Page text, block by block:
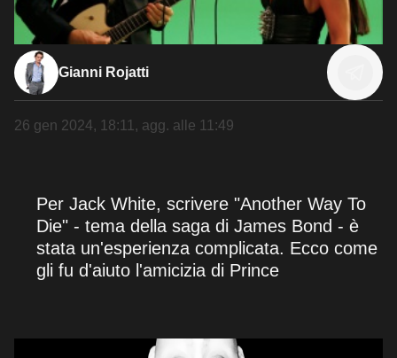
Gianni Rojatti
26 gen 2024, 18:11 , agg. alle 11:49
Per Jack White, scrivere "Another Way To
Die" - tema della saga di James Bond - è
stata un'esperienza complicata. Ecco come
gli fu d'aiuto l'amicizia di Prince